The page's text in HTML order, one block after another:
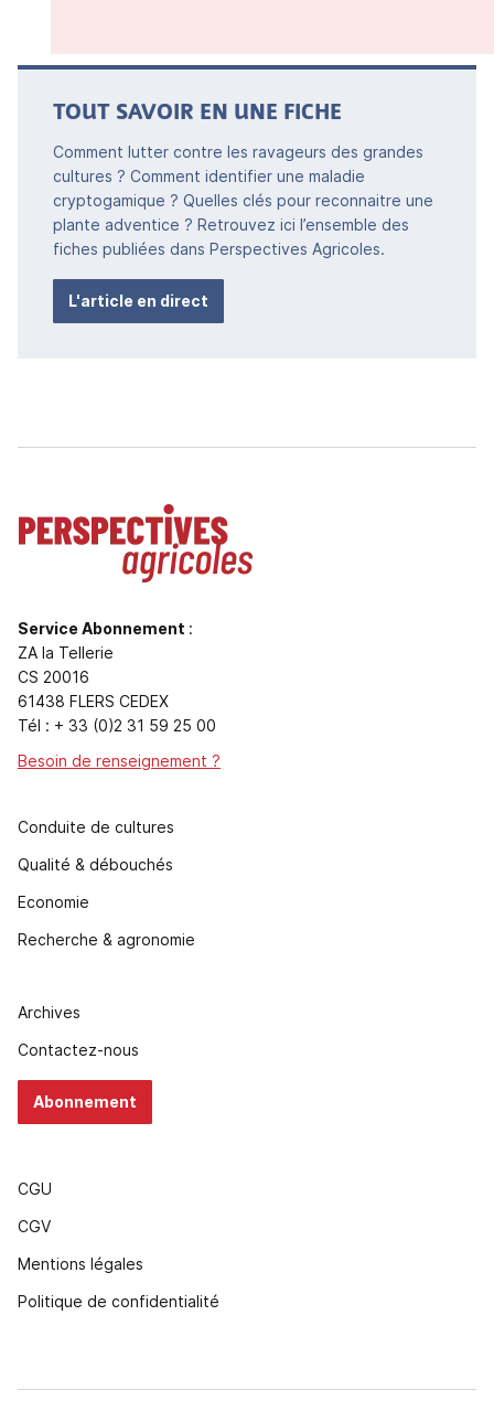
TOUT SAVOIR EN UNE FICHE
Comment lutter contre les ravageurs des grandes
cultures ? Comment identifier une maladie
cryptogamique ? Quelles clés pour reconnaitre une
plante adventice ? Retrouvez ici l’ensemble des
fiches publiées dans Perspectives Agricoles.
L'article en direct
Service Abonnement :
ZA la Tellerie
CS 20016
61438 FLERS CEDEX
Tél : + 33 (0)2 31 59 25 00
Besoin de renseignement ?
Conduite de cultures
Qualité & débouchés
Economie
Recherche & agronomie
Archives
Contactez-nous
Abonnement
CGU
CGV
Mentions légales
Politique de confidentialité